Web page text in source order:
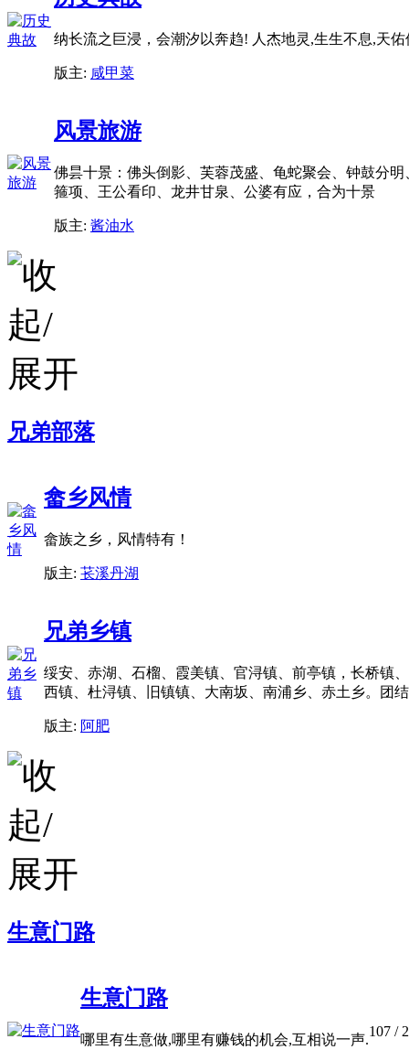
纳长流之巨浸，会潮汐以奔趋! 人杰地灵,生生不息,天
版主: 咸甲菜
风景旅游
佛昙十景：佛头倒影、芙蓉茂盛、龟蛇聚会、钟鼓分
箍项、王公看印、龙井甘泉、公婆有应，合为十景
版主: 酱油水
兄弟部落
畲乡风情
畲族之乡，风情特有！
版主: 苌溪丹湖
兄弟乡镇
绥安、赤湖、石榴、霞美镇、官浔镇、前亭镇，长桥镇
西镇、杜浔镇、旧镇镇、大南坂、南浦乡、赤土乡。团
版主: 阿肥
生意门路
生意门路
哪里有生意做,哪里有赚钱的机会,互相说一声.
107 /